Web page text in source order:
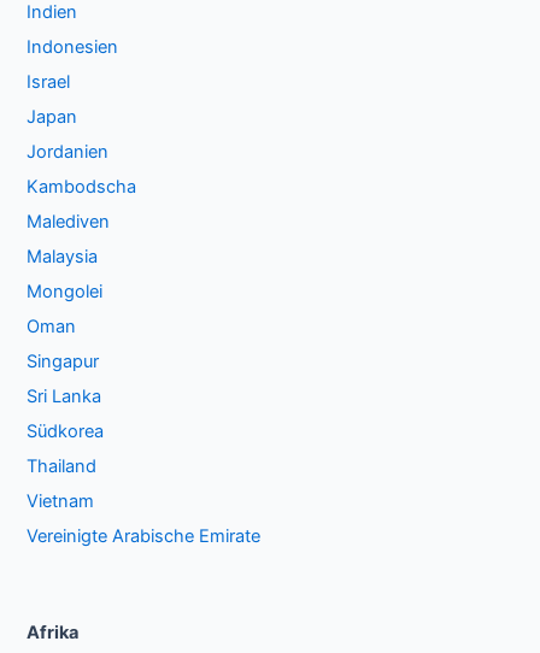
Indien
Indonesien
Israel
Japan
Jordanien
Kambodscha
Malediven
Malaysia
Mongolei
Oman
Singapur
Sri Lanka
Südkorea
Thailand
Vietnam
Vereinigte Arabische Emirate
Afrika